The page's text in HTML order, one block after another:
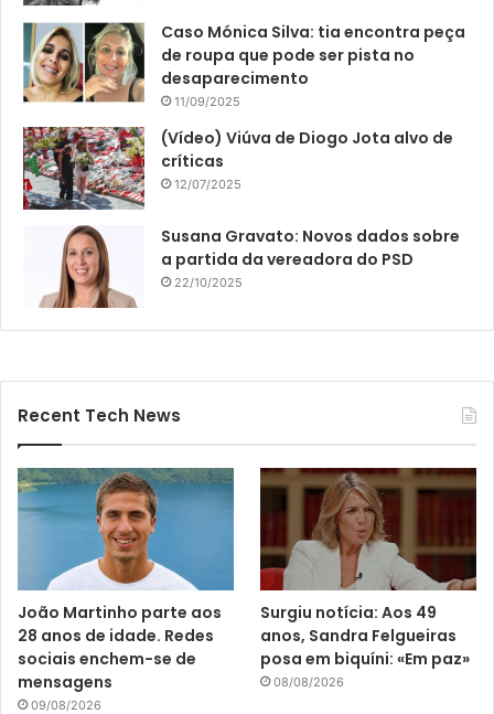
Caso Mónica Silva: tia encontra peça
de roupa que pode ser pista no
desaparecimento
11/09/2025
(Vídeo) Viúva de Diogo Jota alvo de
críticas
12/07/2025
Susana Gravato: Novos dados sobre
a partida da vereadora do PSD
22/10/2025
Recent Tech News
João Martinho parte aos
28 anos de idade. Redes
sociais enchem-se de
mensagens
09/08/2026
Surgiu notícia: Aos 49
anos, Sandra Felgueiras
posa em biquíni: «Em paz»
08/08/2026